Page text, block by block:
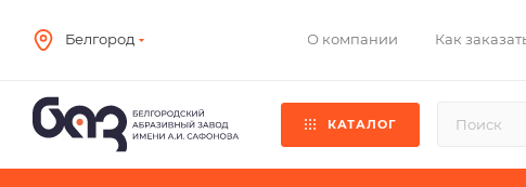
Белгород О компании Как
КАТАЛОГ